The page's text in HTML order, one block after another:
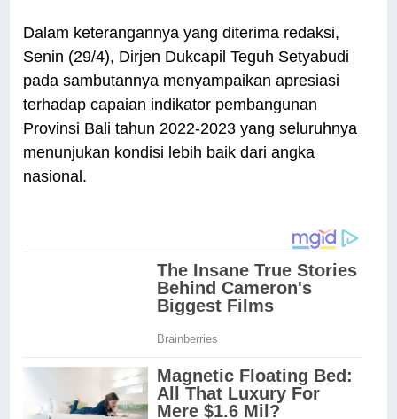
Dalam keterangannya yang diterima redaksi,
Senin (29/4), Dirjen Dukcapil Teguh Setyabudi
pada sambutannya menyampaikan apresiasi
terhadap capaian indikator pembangunan
Provinsi Bali tahun 2022-2023 yang seluruhnya
menunjukan kondisi lebih baik dari angka
nasional.